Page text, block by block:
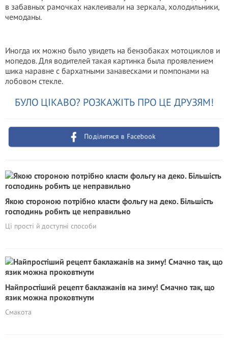
в забавных рамочках наклеивали на зеркала, холодильники,
чемоданы.
Иногда их можно было увидеть на бензобаках мотоциклов и
мопедов. Для водителей такая картинка была проявлением
шика наравне с бархатными занавесками и помпонами на
лобовом стекле.
БУЛО ЦІКАВО? РОЗКАЖІТЬ ПРО ЦЕ ДРУЗЯМ!
Поділитися в Facebook
Якою стороною потрібно класти фольгу на деко. Більшість
господинь робить це неправильно
Ці прості й доступні способи
Найпростіший рецепт баклажанів на зиму! Смачно так, що
язик можна проковтнути
Смакота